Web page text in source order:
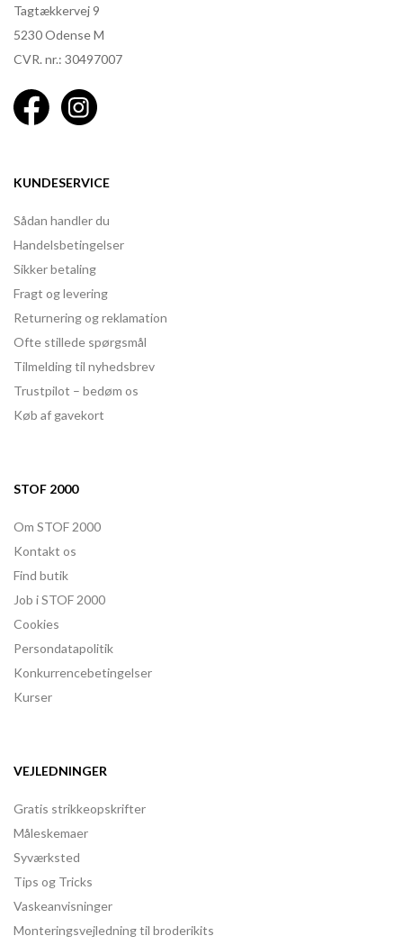
Tagtækkervej 9
5230 Odense M
CVR. nr.: 30497007
KUNDESERVICE
Sådan handler du
Handelsbetingelser
Sikker betaling
Fragt og levering
Returnering og reklamation
Ofte stillede spørgsmål
Tilmelding til nyhedsbrev
Trustpilot – bedøm os
Køb af gavekort
STOF 2000
Om STOF 2000
Kontakt os
Find butik
Job i STOF 2000
Cookies
Persondatapolitik
Konkurrencebetingelser
Kurser
VEJLEDNINGER
Gratis strikkeopskrifter
Måleskemaer
Syværksted
Tips og Tricks
Vaskeanvisninger
Monteringsvejledning til broderikits